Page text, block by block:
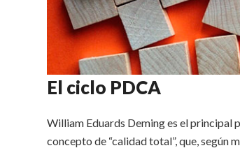
El ciclo PDCA
William Eduards Deming es el principal
concepto de “calidad total”, que,